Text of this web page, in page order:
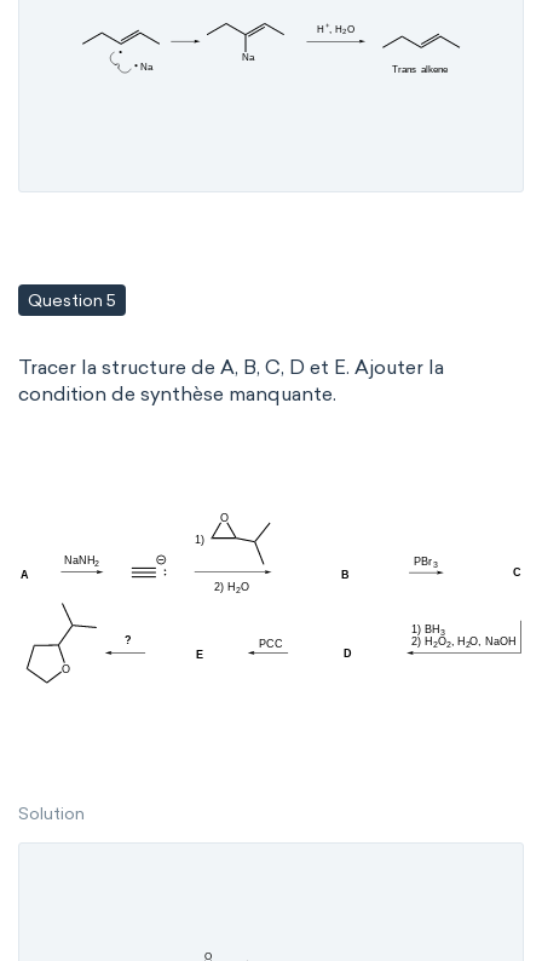
Question 5
Tracer la structure de A, B, C, D et E. Ajouter la
condition de synthèse manquante.
Solution